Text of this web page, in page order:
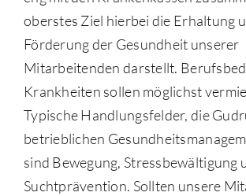
oberstes Ziel hierbei die Erhaltung
Förderung der Gesundheit unserer
Mitarbeitenden darstellt.
Krankheiten sollen möglichst
Typische Handlungsfelder, die
betrieblichen
sind Bewegung, Stressbewältigung
Suchtprävention. Sollten unsere